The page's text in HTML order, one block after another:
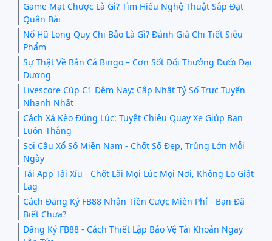
Game Mạt Chược Là Gì? Tìm Hiểu Nghệ Thuật Sắp Đặt
Quân Bài
Nổ Hũ Long Quy Chi Bảo Là Gì? Đánh Giá Chi Tiết Siêu
Phẩm
Sự Thật Về Bắn Cá Bingo – Cơn Sốt Đổi Thưởng Dưới Đại
Dương
Livescore Cúp C1 Đêm Nay: Cập Nhật Tỷ Số Trực Tuyến
Nhanh Nhất
Cách Xả Kèo Đúng Lúc: Tuyệt Chiêu Quay Xe Giúp Bạn
Luôn Thắng
Soi Cầu Xổ Số Miền Nam - Chốt Số Đẹp, Trúng Lớn Mỗi
Ngày
Tải App Tài Xỉu - Chốt Lãi Mọi Lúc Mọi Nơi, Không Lo Giật
Lag
Cách Đăng Ký FB88 Nhận Tiền Cược Miễn Phí - Bạn Đã
Biết Chưa?
Đăng Ký FB88 - Cách Thiết Lập Bảo Vệ Tài Khoản Ngay